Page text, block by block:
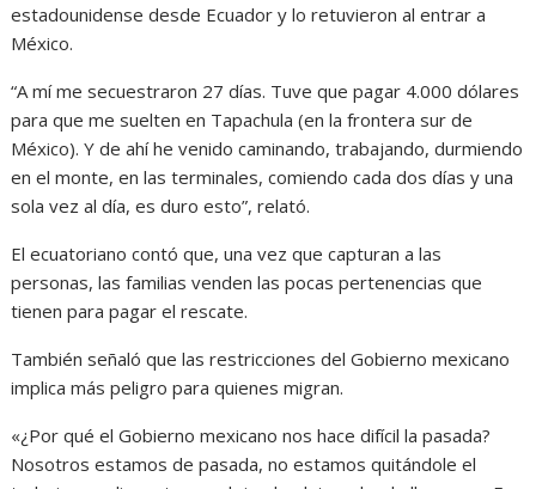
estadounidense desde Ecuador y lo retuvieron al entrar a
México.
“A mí me secuestraron 27 días. Tuve que pagar 4.000 dólares
para que me suelten en Tapachula (en la frontera sur de
México). Y de ahí he venido caminando, trabajando, durmiendo
en el monte, en las terminales, comiendo cada dos días y una
sola vez al día, es duro esto”, relató.
El ecuatoriano contó que, una vez que capturan a las
personas, las familias venden las pocas pertenencias que
tienen para pagar el rescate.
También señaló que las restricciones del Gobierno mexicano
implica más peligro para quienes migran.
«¿Por qué el Gobierno mexicano nos hace difícil la pasada?
Nosotros estamos de pasada, no estamos quitándole el